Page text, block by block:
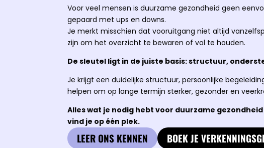
Voor veel mensen is duurzame gezondheid geen
gepaard met ups en downs.
Je merkt misschien dat vooruitgang niet altijd
zijn om het overzicht te bewaren of vol te houden.
De sleutel ligt in de juiste basis: structuur,
Je krijgt een duidelijke structuur, persoonlijke
helpen om op lange termijn sterker, gezonder en
Alles wat je nodig hebt voor duurzame
vind je op één plek.
LEER ONS KENNEN BOEK JE